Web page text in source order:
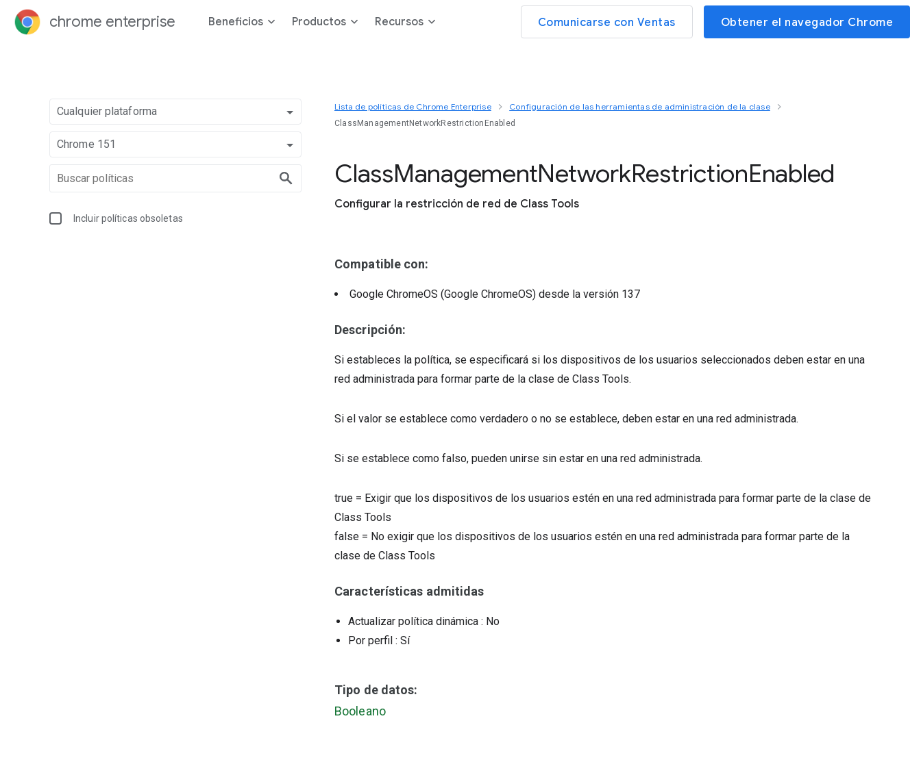
chrome enterprise Beneficios Productos Recursos Comunicarse con Ventas Obtener el navegador Chrome
Cualquier plataforma
Chrome 151
Incluir políticas obsoletas
Lista de políticas de Chrome Enterprise Configuración de las herramientas de administración de la clase
ClassManagementNetworkRestrictionEnabled
ClassManagementNetworkRestrictionEnabled
Configurar la restricción de red de Class Tools
Compatible con:
Google ChromeOS (Google ChromeOS) desde la versión 137
Descripción:
Si estableces la política, se especificará si los dispositivos de los usuarios seleccionados deben estar en una
red administrada para formar parte de la clase de Class Tools.
Si el valor se establece como verdadero o no se establece, deben estar en una red administrada.
Si se establece como falso, pueden unirse sin estar en una red administrada.
true = Exigir que los dispositivos de los usuarios estén en una red administrada para formar parte de la clase de
Class Tools
false = No exigir que los dispositivos de los usuarios estén en una red administrada para formar parte de la
clase de Class Tools
Características admitidas
Actualizar política dinámica : No
Por perfil : Sí
Tipo de datos:
Booleano